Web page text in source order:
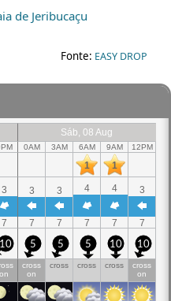
de Jeribucaçu
Fonte: EASY DROP